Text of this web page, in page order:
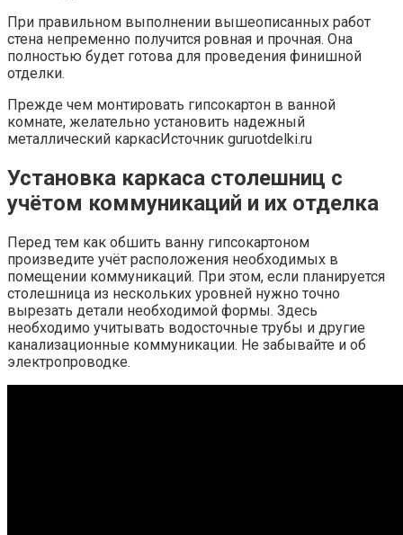
При правильном выполнении вышеописанных работ
стена непременно получится ровная и прочная. Она
полностью будет готова для проведения финишной
отделки.
Прежде чем монтировать гипсокартон в ванной
комнате, желательно установить надежный
металлический каркасИсточник guruotdelki.ru
Установка каркаса столешниц с
учётом коммуникаций и их отделка
Перед тем как обшить ванну гипсокартоном
произведите учёт расположения необходимых в
помещении коммуникаций. При этом, если планируется
столешница из нескольких уровней нужно точно
вырезать детали необходимой формы. Здесь
необходимо учитывать водосточные трубы и другие
канализационные коммуникации. Не забывайте и об
электропроводке.